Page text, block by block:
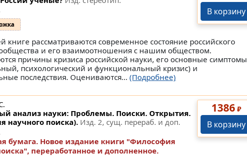
В корзину
книге рассматриваются современное состояние российского
и его взаимоотношения с нашим обществом.
причины кризиса российской науки, его основные симптомы
психологический и функциональный кризис) и
последствия. Оцениваются... (Подробнее)
1386 ₽
В корзину
анализ науки: Проблемы. Поиски. Открытия.
научного поиска). Изд. 2, сущ. перераб. и доп.
бумага. Новое издание книги "Философия
переработанное и дополненное.